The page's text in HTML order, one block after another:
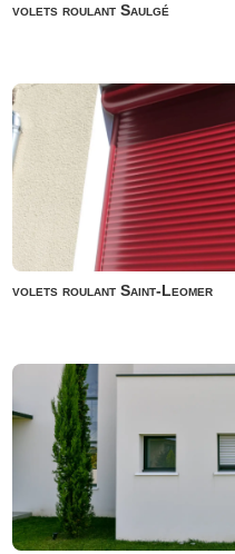
volets roulant Saulgé
volets roulant Saint-Leomer